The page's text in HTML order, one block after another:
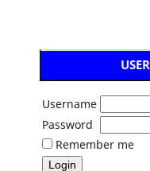
USER
Username
Password
Remember me